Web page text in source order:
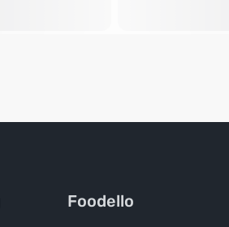
Foodello